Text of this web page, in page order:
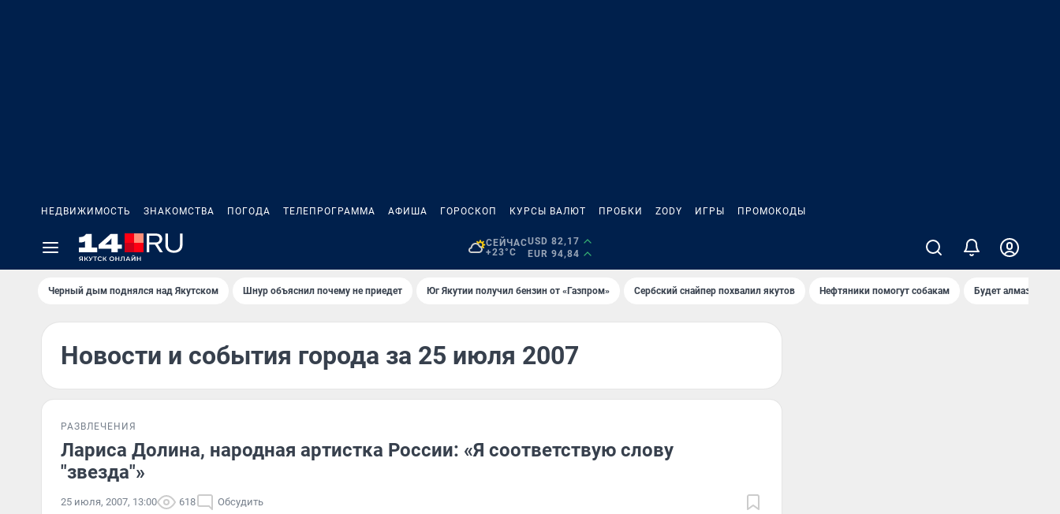
НЕДВИЖИМОСТЬ ЗНАКОМСТВА ПОГОДА ТЕЛЕПРОГРАММА АФИША ГОРОСКОП КУРСЫ ВАЛЮТ ПРОБКИ ZODY ИГРЫ ПРОМОКОДЫ
СЕЙЧАС
+23°C
USD 82,17
EUR 94,84
Черный дым поднялся над Якутском Шнур объяснил почему не приедет Юг Якутии получил бензин от «Газпром» Сербский снайпер похвалил якутов Нефтяники помогут собакам Будет алмазный
Новости и события города за 25 июля 2007
РАЗВЛЕЧЕНИЯ
Лариса Долина, народная артистка России: «Я соответствую слову
"звезда"»
25 июля, 2007, 13:00 618 Обсудить